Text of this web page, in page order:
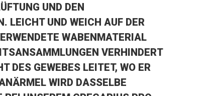
UND DEN
LEICHT UND WEICH AUF DER
WABENMATERIAL
VERHINDERT
GEWEBES LEITET, WO ER SC
WIRD DASSELBE GE